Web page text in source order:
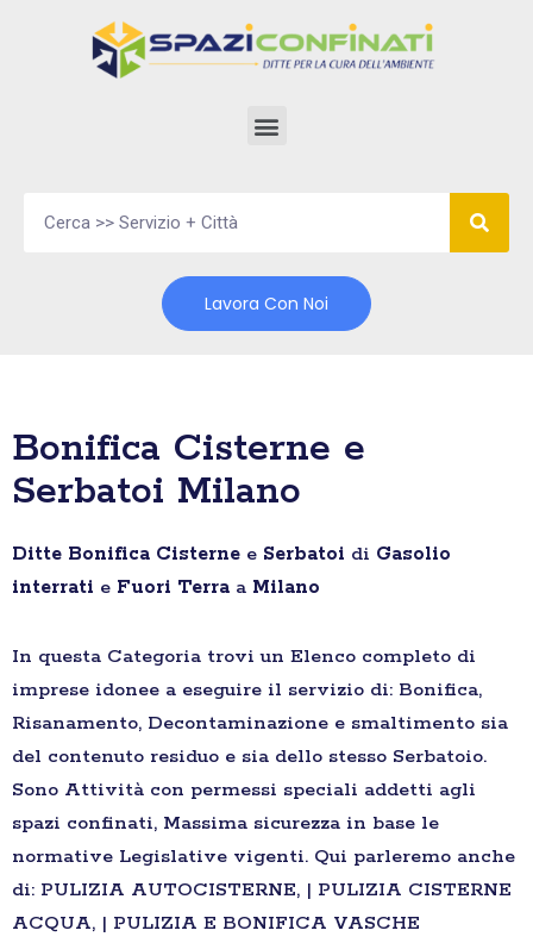
Lavora Con Noi
Bonifica Cisterne e
Serbatoi Milano
Ditte Bonifica Cisterne e Serbatoi di Gasolio
interrati e Fuori Terra a Milano
In questa Categoria trovi un Elenco completo di
imprese idonee a eseguire il servizio di: Bonifica,
Risanamento, Decontaminazione e smaltimento sia
del contenuto residuo e sia dello stesso Serbatoio.
Sono Attività con permessi speciali addetti agli
spazi confinati, Massima sicurezza in base le
normative Legislative vigenti. Qui parleremo anche
di: PULIZIA AUTOCISTERNE, | PULIZIA CISTERNE
ACQUA, | PULIZIA E BONIFICA VASCHE